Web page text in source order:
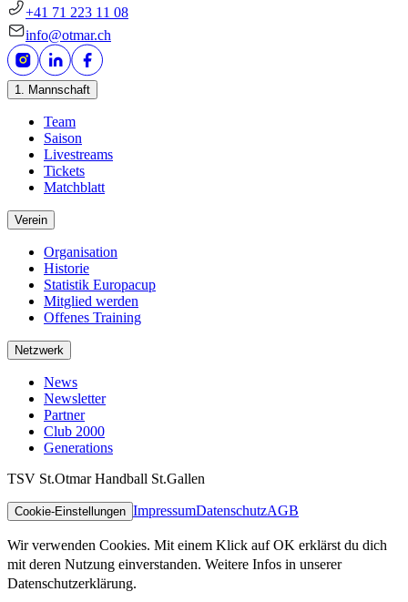
+41 71 223 11 08
info@otmar.ch
1. Mannschaft
Team
Saison
Livestreams
Tickets
Matchblatt
Verein
Organisation
Historie
Statistik Europacup
Mitglied werden
Offenes Training
Netzwerk
News
Newsletter
Partner
Club 2000
Generations
TSV St.Otmar Handball St.Gallen
Cookie-Einstellungen ImpressumDatenschutzAGB
Wir verwenden Cookies. Mit einem Klick auf OK erklärst du dich
mit deren Nutzung einverstanden. Weitere Infos in unserer
Datenschutzerklärung.